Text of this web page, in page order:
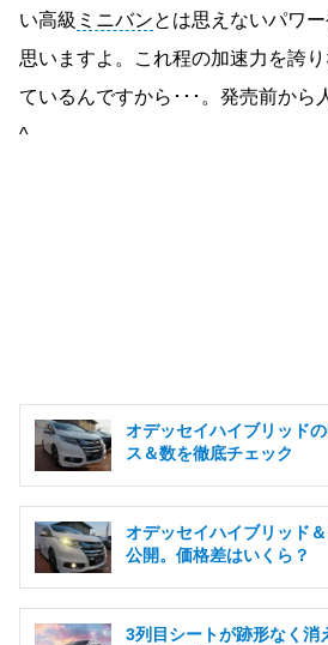
い高級 ミニバンとは思えないパワ
思いますよ。これ程の加速力を誇
ているんですから･･･。発売前から
^
オデッセイハイブリッド
ス＆数を徹底チェック
オデッセイハイブリッド
公開。価格差はいくら？
3列目シートが跡形なく消